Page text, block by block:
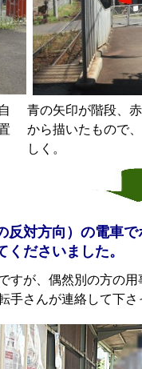
青の矢印が階段、
から描いたもので
しく。
反対方向）の電車
ださいました。
すが、偶然別の方の
手さんが連絡して下